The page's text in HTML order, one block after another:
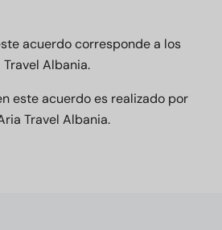
acuerdo corresponde a los
Albania.
este acuerdo es realizado por
Travel Albania.